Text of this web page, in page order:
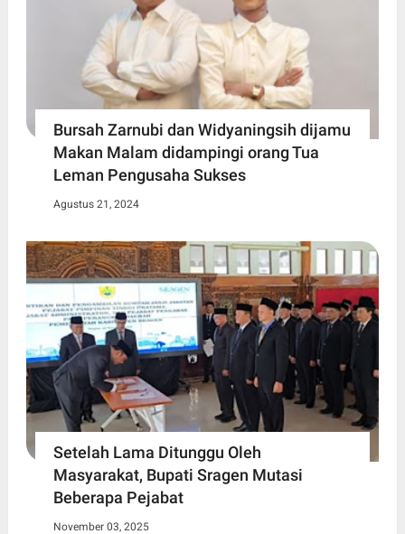
Bursah Zarnubi dan Widyaningsih dijamu
Makan Malam didampingi orang Tua
Leman Pengusaha Sukses
Agustus 21, 2024
Setelah Lama Ditunggu Oleh
Masyarakat, Bupati Sragen Mutasi
Beberapa Pejabat
November 03, 2025